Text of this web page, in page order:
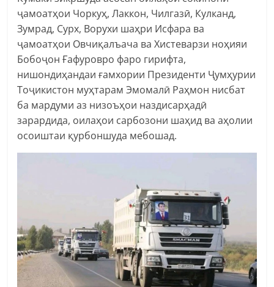
ҷамоатҳои Чоркуҳ, Лаккон, Чилгазӣ, Кулканд,
Зумрад, Сурх, Ворухи шаҳри Исфара ва
ҷамоатҳои Овчиқалъача ва Хистеварзи ноҳияи
Бобоҷон Ғафуровро фаро гирифта,
нишондиҳандаи ғамхории Президенти Ҷумҳурии
Тоҷикистон муҳтарам Эмомалӣ Раҳмон нисбат
ба мардуми аз низоъҳои наздисарҳадӣ
зарардида, оилаҳои сарбозони шаҳид ва аҳолии
осоиштаи қурбоншуда мебошад.